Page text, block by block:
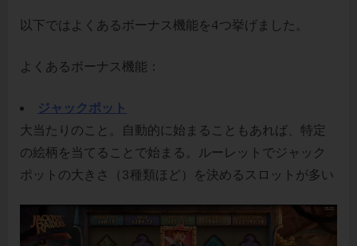
以下ではよくあるボーナス機能を4つ挙げました。
よくあるボーナス機能：
ジャックポット
大当たりのこと。自動的に始まることもあれば、特定
の絵柄を当てることで始まる。ルーレットでジャック
ポットの大きさ（3種類ほど）を決めるスロットが多い